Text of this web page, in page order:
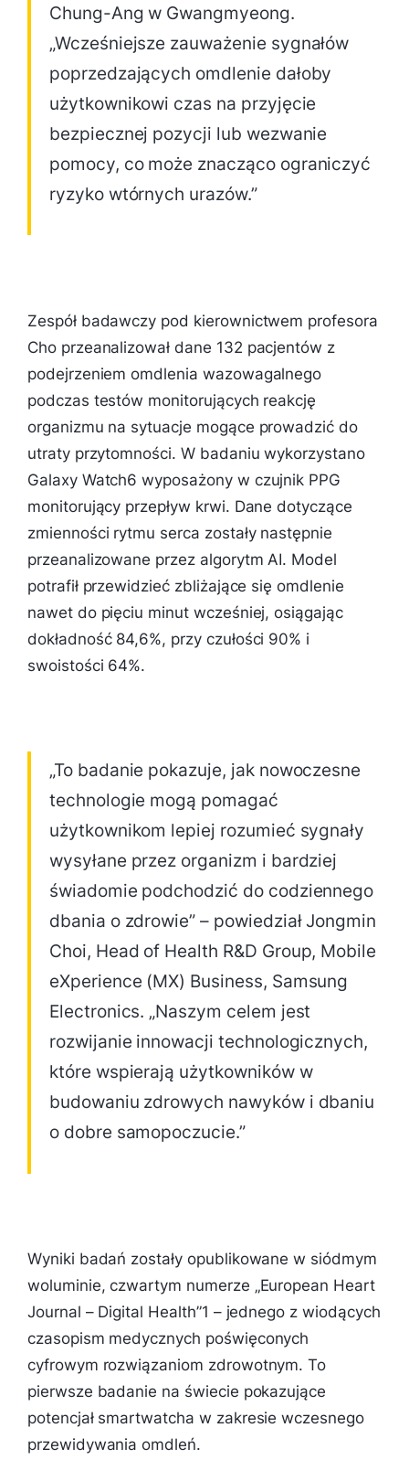
Chung-Ang w Gwangmyeong.
„Wcześniejsze zauważenie sygnałów
poprzedzających omdlenie dałoby
użytkownikowi czas na przyjęcie
bezpiecznej pozycji lub wezwanie
pomocy, co może znacząco ograniczyć
ryzyko wtórnych urazów.”
Zespół badawczy pod kierownictwem profesora
Cho przeanalizował dane 132 pacjentów z
podejrzeniem omdlenia wazowagalnego
podczas testów monitorujących reakcję
organizmu na sytuacje mogące prowadzić do
utraty przytomności. W badaniu wykorzystano
Galaxy Watch6 wyposażony w czujnik PPG
monitorujący przepływ krwi. Dane dotyczące
zmienności rytmu serca zostały następnie
przeanalizowane przez algorytm AI. Model
potrafił przewidzieć zbliżające się omdlenie
nawet do pięciu minut wcześniej, osiągając
dokładność 84,6%, przy czułości 90% i
swoistości 64%.
„To badanie pokazuje, jak nowoczesne
technologie mogą pomagać
użytkownikom lepiej rozumieć sygnały
wysyłane przez organizm i bardziej
świadomie podchodzić do codziennego
dbania o zdrowie” – powiedział Jongmin
Choi, Head of Health R&D Group, Mobile
eXperience (MX) Business, Samsung
Electronics. „Naszym celem jest
rozwijanie innowacji technologicznych,
które wspierają użytkowników w
budowaniu zdrowych nawyków i dbaniu
o dobre samopoczucie.”
Wyniki badań zostały opublikowane w siódmym
woluminie, czwartym numerze „European Heart
Journal – Digital Health”1 – jednego z wiodących
czasopism medycznych poświęconych
cyfrowym rozwiązaniom zdrowotnym. To
pierwsze badanie na świecie pokazujące
potencjał smartwatcha w zakresie wczesnego
przewidywania omdleń.